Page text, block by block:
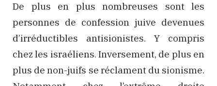
De plus en plus nombreuses sont les
personnes de confession juive devenues
d’irréductibles antisionistes. Y compris
chez les israéliens. Inversement, de plus en
plus de non-juifs se réclament du sionisme.